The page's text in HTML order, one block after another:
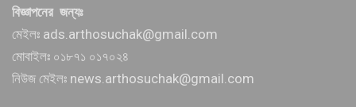
বিজ্ঞাপনের জন্যঃ
মেইলঃ ads.arthosuchak@gmail.com
মোবাইলঃ ০১৮৭১ ০১৭০২৪
নিউজ মেইলঃ news.arthosuchak@gmail.com